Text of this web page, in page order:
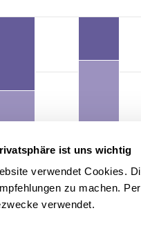
ist uns wichtig
verwendet Cookies.
zu machen.
verwendet.